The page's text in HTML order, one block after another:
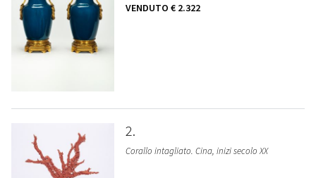
VENDUTO € 2.322
2
Corallo intagliato. Cina, inizi secolo XX